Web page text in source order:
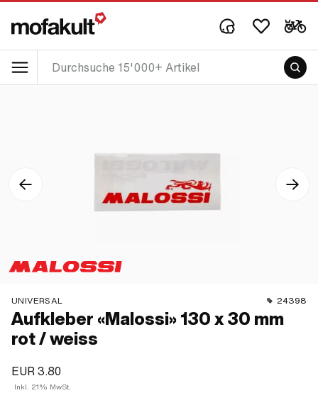
UNIVERSAL 24398
Aufkleber «Malossi» 130 x 30 mm
rot / weiss
EUR 3.80
Inkl. 21% MwSt.